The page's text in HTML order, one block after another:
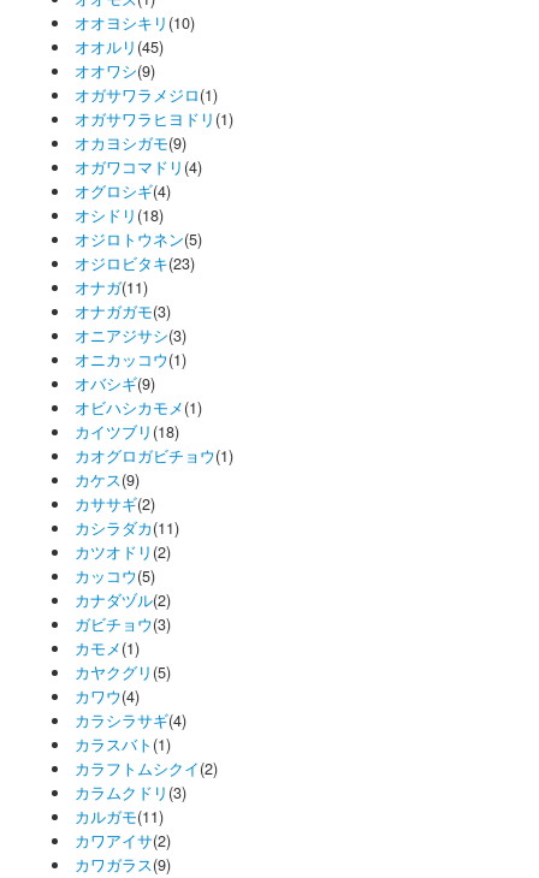
オオヨシキリ (10)
オオルリ (45)
オオワシ(9)
オガサワラメジロ(1)
オガサワラヒヨドリ (1)
オカヨシガモ(9)
オガワコマドリ (4)
オグロシギ(4)
オシドリ (18)
オジロトウネン(5)
オジロビタキ(23)
オナガ(11)
オナガガモ(3)
オニアジサシ(3)
オニカッコウ(1)
オバシギ(9)
オビハシカモメ(1)
カイツブリ (18)
カオグロガビチョウ(1)
カケス(9)
カササギ(2)
カシラダカ(11)
カツオドリ (2)
カッコウ(5)
カナダヅル(2)
ガビチョウ(3)
カモメ(1)
カヤクグリ (5)
カワウ(4)
カラシラサギ(4)
カラスバト (1)
カラフトムシクイ(2)
カラムクドリ (3)
カルガモ(11)
カワアイサ(2)
カワガラス(9)